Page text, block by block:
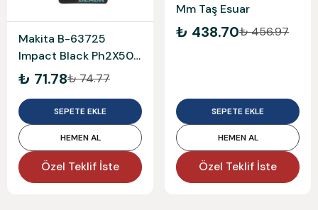
Makita B-63725
Impact Black Ph2X50
Yıldız Bits Uç 2Li Paket
₺ 71.78₺ 74.77
SEPETE EKLE
HEMEN AL
Özel Teklif İste
Mm Taş Esuar
₺ 438.70₺ 456.97
SEPETE EKLE
HEMEN AL
Özel Teklif İste